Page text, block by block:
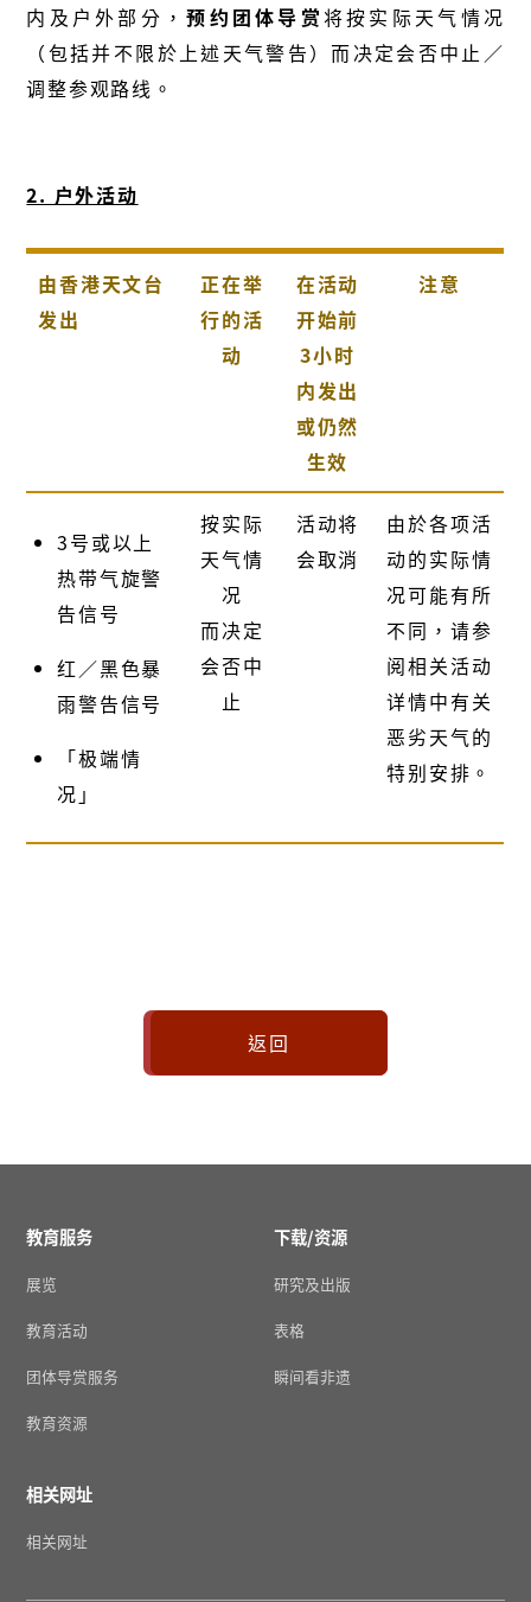
内及户外部分，预约团体导赏将按实际天气情况
（包括并不限於上述天气警告）而决定会否中止／
调整参观路线。
2. 户外活动
由香港天文台
发出
正在举
行的活
动
在活动
开始前
3小时
内发出
或仍然
生效
注意
3号或以上
热带气旋警
告信号
红／黑色暴
雨警告信号
「极端情
况」
按实际
天气情
况
而决定
会否中
止
活动将
会取消
由於各项活
动的实际情
况可能有所
不同，请参
阅相关活动
详情中有关
恶劣天气的
特别安排。
返回
教育服务
展览
教育活动
团体导赏服务
教育资源
下载/资源
研究及出版
表格
瞬间看非遗
相关网址
相关网址